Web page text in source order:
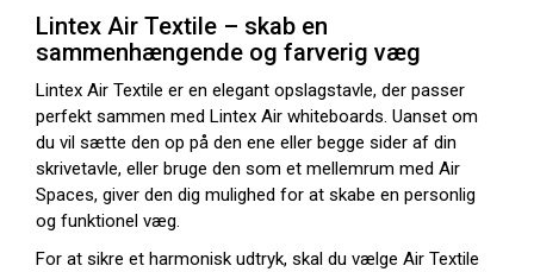
Lintex Air Textile – skab en
sammenhængende og farverig væg
Lintex Air Textile er en elegant opslagstavle, der passer
perfekt sammen med Lintex Air whiteboards. Uanset om
du vil sætte den op på den ene eller begge sider af din
skrivetavle, eller bruge den som et mellemrum med Air
Spaces, giver den dig mulighed for at skabe en personlig
og funktionel væg.
For at sikre et harmonisk udtryk, skal du vælge Air Textile